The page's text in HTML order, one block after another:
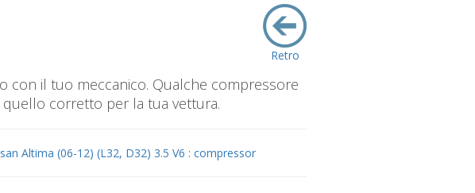
Retro
con il tuo meccanico. Qualche compressore
corretto per la tua vettura.
Altima (06-12) (L32, D32) 3.5 V6 : compressor